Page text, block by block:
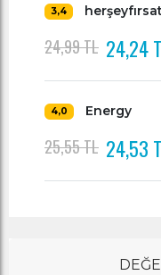
3,4 herşeyfırsat
24,99 TL 24,24
4,0 Energy
25,55 TL 24,53